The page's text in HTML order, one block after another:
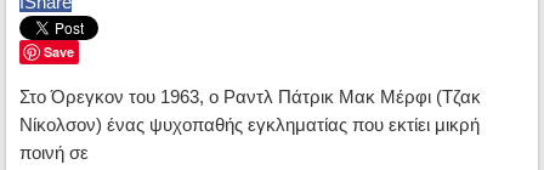
Save
Στο Όρεγκον του 1963, ο Ραντλ Πάτρικ Μακ Μέρφι (Τζακ
Νίκολσον) ένας ψυχοπαθής εγκληματίας που εκτίει μικρή
ποινή σε